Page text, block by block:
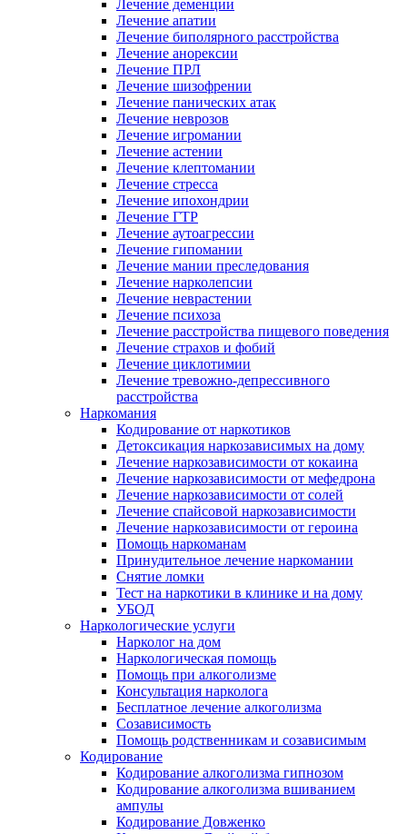
Лечение деменции
Лечение апатии
Лечение биполярного расстройства
Лечение анорексии
Лечение ПРЛ
Лечение шизофрении
Лечение панических атак
Лечение неврозов
Лечение игромании
Лечение астении
Лечение клептомании
Лечение стресса
Лечение ипохондрии
Лечение ГТР
Лечение аутоагрессии
Лечение гипомании
Лечение мании преследования
Лечение нарколепсии
Лечение неврастении
Лечение психоза
Лечение расстройства пищевого поведения
Лечение страхов и фобий
Лечение циклотимии
Лечение тревожно-депрессивного
расстройства
Наркомания
Кодирование от наркотиков
Детоксикация наркозависимых на дому
Лечение наркозависимости от кокаина
Лечение наркозависимости от мефедрона
Лечение наркозависимости от солей
Лечение спайсовой наркозависимости
Лечение наркозависимости от героина
Помощь наркоманам
Принудительное лечение наркомании
Снятие ломки
Тест на наркотики в клинике и на дому
УБОД
Наркологические услуги
Нарколог на дом
Наркологическая помощь
Помощь при алкоголизме
Консультация нарколога
Бесплатное лечение алкоголизма
Созависимость
Помощь родственникам и созависимым
Кодирование
Кодирование алкоголизма гипнозом
Кодирование алкоголизма вшиванием
ампулы
Кодирование Довженко